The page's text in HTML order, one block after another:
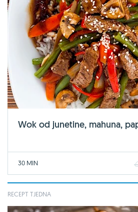
Wok od junetine, mahuna,
30 MIN
RECEPT TJEDNA